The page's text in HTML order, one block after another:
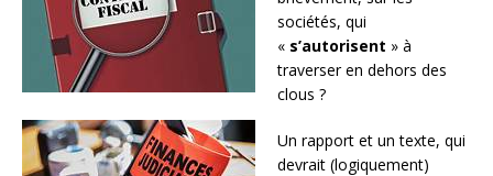
sociétés, qui
« s’autorisent » à
traverser en dehors des
clous ?
Un rapport et un texte, qui
devrait (logiquement)